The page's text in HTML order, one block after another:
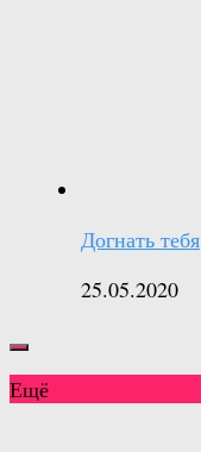
Догнать тебя
25.05.2020
Ещё